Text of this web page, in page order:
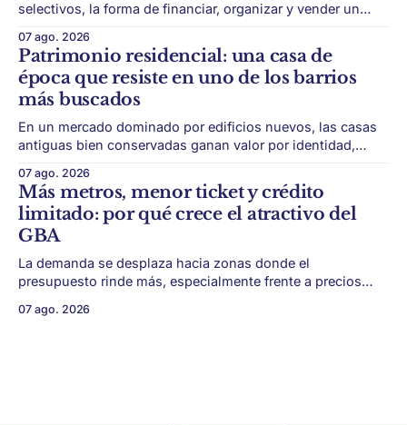
selectivos, la forma de financiar, organizar y vender un
éxito de un desarrollo inmobiliario ya no depende solo de
conseguir un buen terreno. En un mercado más exigente,
la estructura financiera, legal
07 ago. 2026
Patrimonio residencial: una casa de
época que resiste en uno de los barrios
más buscados
En un mercado dominado por edificios nuevos, las casas
antiguas bien conservadas ganan valor por identidad,
algunas piezas residenciales que cuentan otra historia del
barrio. En medio de torres, edificios nuevos y proyectos
premium, todavía aparecen casas de más de 100 años
07 ago. 2026
Más metros, menor ticket y crédito
limitado: por qué crece el atractivo del
GBA
La demanda se desplaza hacia zonas donde el
presupuesto rinde más, especialmente frente a precios
Conurbano vuelve a ganar protagonismo en el mapa
07 ago. 2026